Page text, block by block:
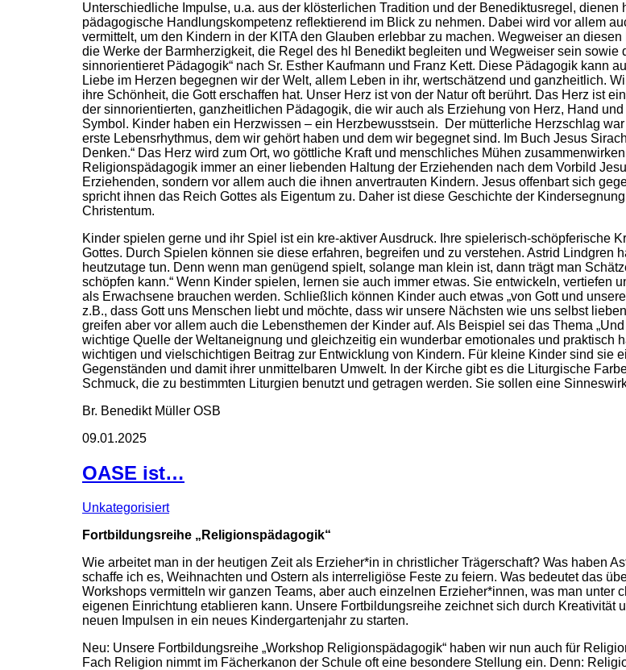
Unterschiedliche Impulse, u.a. aus der klösterlichen Tradition und der Benediktusregel,
pädagogische Handlungskompetenz reflektierend im Blick zu nehmen. Dabei wird vor allem
vermittelt, um den Kindern in der KITA den Glauben erlebbar zu machen. Wegweiser an
die Werke der Barmherzigkeit, die Regel des hl Benedikt begleiten und Wegweiser sein sowie
sinnorientieret Pädagogik“ nach Sr. Esther Kaufmann und Franz Kett. Diese Pädagogik kann
Liebe im Herzen begegnen wir der Welt, allem Leben in ihr, wertschätzend und ganzheitlich.
ihre Schönheit, die Gott erschaffen hat. Unser Herz ist von der Natur oft berührt. Das Herz ist
der sinnorientierten, ganzheitlichen Pädagogik, die wir auch als Erziehung von Herz, Hand
Symbol. Kinder haben ein Herzwissen – ein Herzbewusstsein. Der mütterliche Herzschlag
erste Lebensrhythmus, dem wir gehört haben und dem wir begegnet sind. Im Buch Jesus
Denken.“ Das Herz wird zum Ort, wo göttliche Kraft und menschliches Mühen
Religionspädagogik immer an einer liebenden Haltung der Erziehenden nach dem Vorbild
Erziehenden, sondern vor allem auch die ihnen anvertrauten Kindern. Jesus offenbart sich
spricht ihnen das Reich Gottes als Eigentum zu. Daher ist diese Geschichte der
Christentum.
Kinder spielen gerne und ihr Spiel ist ein kre-aktiver Ausdruck. Ihre spielerisch-schöpferische
Gottes. Durch Spielen können sie diese erfahren, begreifen und zu verstehen. Astrid Lindgren
heutzutage tun. Denn wenn man genügend spielt, solange man klein ist, dann trägt man
schöpfen kann.“ Wenn Kinder spielen, lernen sie auch immer etwas. Sie entwickeln, vertiefen
als Erwachsene brauchen werden. Schließlich können Kinder auch etwas „von Gott und
z.B., dass Gott uns Menschen liebt und möchte, dass wir unsere Nächsten wie uns selbst
greifen aber vor allem auch die Lebensthemen der Kinder auf. Als Beispiel sei das Thema
wichtige Quelle der Weltaneignung und gleichzeitig ein wunderbar emotionales und praktisch
wichtigen und vielschichtigen Beitrag zur Entwicklung von Kindern. Für kleine Kinder sind sie
Gegenständen und damit ihrer unmittelbaren Umwelt. In der Kirche gibt es die Liturgische
Schmuck, die zu bestimmten Liturgien benutzt und getragen werden. Sie sollen eine
Br. Benedikt Müller OSB
09.01.2025
OASE ist…
Unkategorisiert
Fortbildungsreihe „Religionspädagogik“
Wie arbeitet man in der heutigen Zeit als Erzieher*in in christlicher Trägerschaft? Was haben
schaffe ich es, Weihnachten und Ostern als interreligiöse Feste zu feiern. Was bedeutet das
Workshops vermitteln wir ganzen Teams, aber auch einzelnen Erzieher*innen, was man unter
eigenen Einrichtung etablieren kann. Unsere Fortbildungsreihe zeichnet sich durch Kreativität
neuen Impulsen in ein neues Kindergartenjahr zu starten.
Neu: Unsere Fortbildungsreihe „Workshop Religionspädagogik“ haben wir nun auch für
Fach Religion nimmt im Fächerkanon der Schule oft eine besondere Stellung ein. Denn: